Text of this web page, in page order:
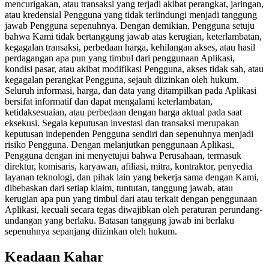
mencurigakan, atau transaksi yang terjadi akibat perangkat, jaringan,
atau kredensial Pengguna yang tidak terlindungi menjadi tanggung
jawab Pengguna sepenuhnya. Dengan demikian, Pengguna setuju
bahwa Kami tidak bertanggung jawab atas kerugian, keterlambatan,
kegagalan transaksi, perbedaan harga, kehilangan akses, atau hasil
perdagangan apa pun yang timbul dari penggunaan Aplikasi,
kondisi pasar, atau akibat modifikasi Pengguna, akses tidak sah, atau
kegagalan perangkat Pengguna, sejauh diizinkan oleh hukum.
Seluruh informasi, harga, dan data yang ditampilkan pada Aplikasi
bersifat informatif dan dapat mengalami keterlambatan,
ketidaksesuaian, atau perbedaan dengan harga aktual pada saat
eksekusi. Segala keputusan investasi dan transaksi merupakan
keputusan independen Pengguna sendiri dan sepenuhnya menjadi
risiko Pengguna. Dengan melanjutkan penggunaan Aplikasi,
Pengguna dengan ini menyetujui bahwa Perusahaan, termasuk
direktur, komisaris, karyawan, afiliasi, mitra, kontraktor, penyedia
layanan teknologi, dan pihak lain yang bekerja sama dengan Kami,
dibebaskan dari setiap klaim, tuntutan, tanggung jawab, atau
kerugian apa pun yang timbul dari atau terkait dengan penggunaan
Aplikasi, kecuali secara tegas diwajibkan oleh peraturan perundang-
undangan yang berlaku. Batasan tanggung jawab ini berlaku
sepenuhnya sepanjang diizinkan oleh hukum.
Keadaan Kahar